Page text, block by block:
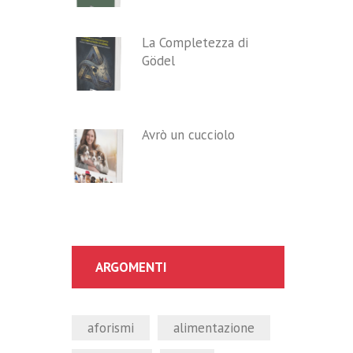
La Completezza di
Gödel
Avrò un cucciolo
ARGOMENTI
aforismi alimentazione